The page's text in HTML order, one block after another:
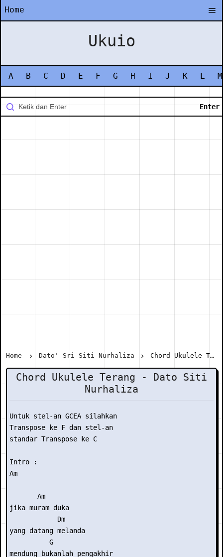
Home
Ukuio
A B C D E F G H I J K L M
Home Dato' Sri Siti Nurhaliza Chord Ukulele Terang - Dato Siti Nurhaliza
Chord Ukulele Terang - Dato Siti
Nurhaliza
Untuk stel-an GCEA silahkan
Transpose ke F dan stel-an
standar Transpose ke C
Intro :
Am
       Am
jika muram duka
            Dm
yang datang melanda
          G
mendung bukanlah pengakhir